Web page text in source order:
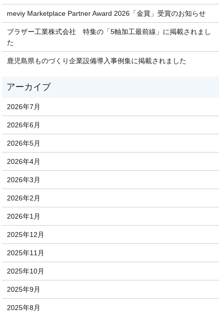
meviy Marketplace Partner Award 2026「金賞」受賞のお知らせ
ブラザー工業株式会社 特集の「5軸加工最前線」に掲載されまし
た
鹿児島県ものづくり企業設備導入事例集に掲載されました
2026年7月
2026年6月
2026年5月
2026年4月
2026年3月
2026年2月
2026年1月
2025年12月
2025年11月
2025年10月
2025年9月
2025年8月